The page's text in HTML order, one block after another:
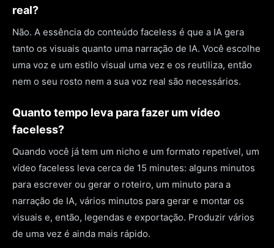
real?
Não. A essência do conteúdo faceless é que a IA gera
tanto os visuais quanto uma narração de IA. Você escolhe
uma voz e um estilo visual uma vez e os reutiliza, então
nem o seu rosto nem a sua voz real são necessários.
Quanto tempo leva para fazer um vídeo
faceless?
Quando você já tem um nicho e um formato repetível, um
vídeo faceless leva cerca de 15 minutes: alguns minutos
para escrever ou gerar o roteiro, um minuto para a
narração de IA, vários minutos para gerar e montar os
visuais e, então, legendas e exportação. Produzir vários
de uma vez é ainda mais rápido.